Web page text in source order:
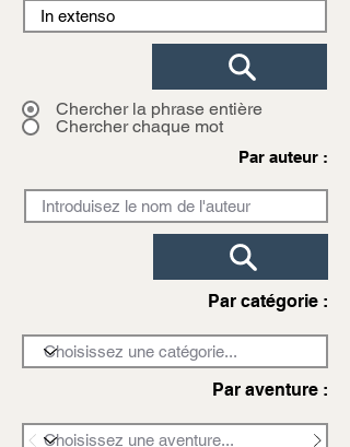
Chercher la phrase entière
Chercher chaque mot
Par auteur :
Par catégorie :
Par aventure :